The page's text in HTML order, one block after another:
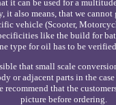
it can be used for a
it also means, that we
vehicle (Scooter,
like the build for
type for oil has to be
that small scale
or adjacent parts in the
recommend that the
picture before ordering.